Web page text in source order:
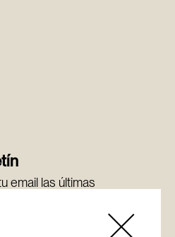
email las últimas